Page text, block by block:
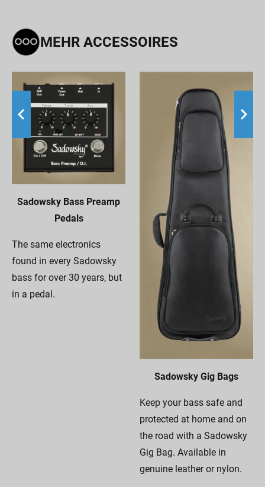
MEHR ACCESSOIRES
Sadowsky Bass Preamp
Pedals
The same electronics
found in every Sadowsky
bass for over 30 years, but
in a pedal.
Sadowsky Gig Bags
Keep your bass safe and
protected at home and on
the road with a Sadowsky
Gig Bag. Available in
genuine leather or nylon.